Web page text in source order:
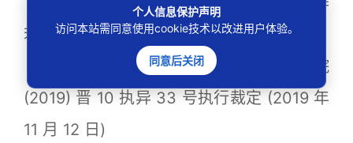
若干问题的规定 (试行)》第 55 条
执行异议：山西省临汾市中级人民法院
(2019) 晋 10 执异 33 号执行裁定 (2019 年
11 月 12 日)
个人信息保护声明
访问本站需同意使用cookie技术以改进用户体验。
同意后关闭